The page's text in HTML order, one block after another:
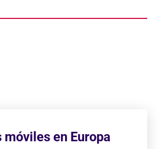
móviles en Europa